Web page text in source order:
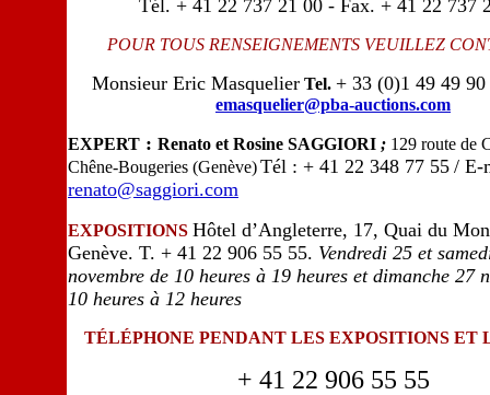
Tél. + 41 22 737 21 00 - Fax. + 41 22 737
POUR TOUS RENSEIGNEMENTS VEUILLEZ
Monsieur Eric Masquelier Tel. + 33 (0)1 49 49 90
emasquelier@pba-auctions.com
EXPERT : Renato et Rosine SAGGIORI ; 129 route de
Chêne-Bougeries (Genève)Tél : + 41 22 348 77 55 / E-
renato@saggiori.com
EXPOSITIONS Hôtel d’Angleterre, 17, Quai du
Genève. T. + 41 22 906 55 55. Vendredi 25 et
novembre de 10 heures à 19 heures et dimanche 27
10 heures à 12 heures
TÉLÉPHONE PENDANT LES EXPOSITIONS ET
+ 41 22 906 55 55